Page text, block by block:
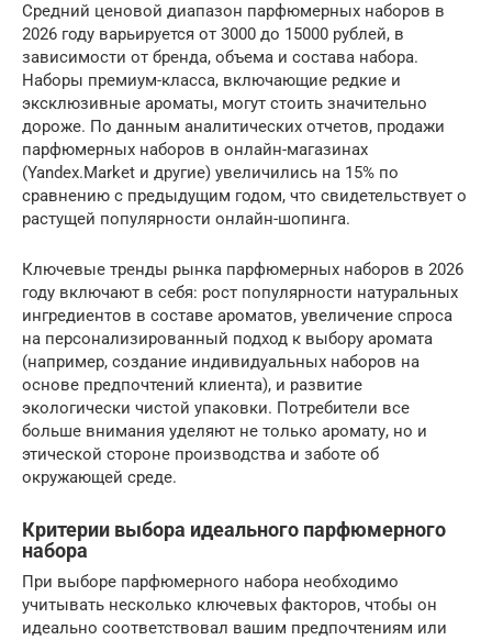
Средний ценовой диапазон парфюмерных наборов в
2026 году варьируется от 3000 до 15000 рублей, в
зависимости от бренда, объема и состава набора.
Наборы премиум-класса, включающие редкие и
эксклюзивные ароматы, могут стоить значительно
дороже. По данным аналитических отчетов, продажи
парфюмерных наборов в онлайн-магазинах
(Yandex.Market и другие) увеличились на 15% по
сравнению с предыдущим годом, что свидетельствует о
растущей популярности онлайн-шопинга.
Ключевые тренды рынка парфюмерных наборов в 2026
году включают в себя: рост популярности натуральных
ингредиентов в составе ароматов, увеличение спроса
на персонализированный подход к выбору аромата
(например, создание индивидуальных наборов на
основе предпочтений клиента), и развитие
экологически чистой упаковки. Потребители все
больше внимания уделяют не только аромату, но и
этической стороне производства и заботе об
окружающей среде.
Критерии выбора идеального парфюмерного
набора
При выборе парфюмерного набора необходимо
учитывать несколько ключевых факторов, чтобы он
идеально соответствовал вашим предпочтениям или